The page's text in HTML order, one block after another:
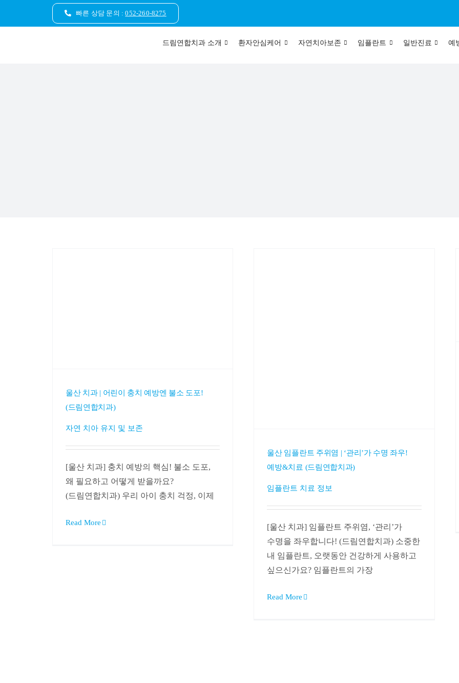
빠른 상담 문의 :052-260-8275
드림연합치과 소개 환자안심케어 자연치아보존 임플란트 일반진료 예
울산 치과 | 어린이 충치 예방엔 불소 도포!
(드림연합치과)
자연 치아 유지 및 보존
[울산 치과] 충치 예방의 핵심! 불소 도포,
왜 필요하고 어떻게 받을까요?
(드림연합치과) 우리 아이 충치 걱정, 이제
Read More
울산 임플란트 주위염 | ‘관리’가 수명 좌우!
예방&치료 (드림연합치과)
임플란트 치료 정보
[울산 치과] 임플란트 주위염, ‘관리’가
수명을 좌우합니다! (드림연합치과) 소중한
내 임플란트, 오랫동안 건강하게 사용하고
싶으신가요? 임플란트의 가장
Read More